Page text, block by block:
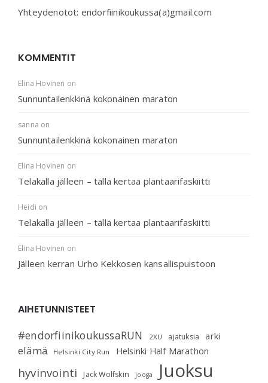
Yhteydenotot: endorfiinikoukussa(a)gmail.com
KOMMENTIT
Elina Hovinen on
Sunnuntailenkkinä kokonainen maraton
sanna on
Sunnuntailenkkinä kokonainen maraton
Elina Hovinen on
Telakalla jälleen – tällä kertaa plantaarifaskiitti
Heidi on
Telakalla jälleen – tällä kertaa plantaarifaskiitti
Elina Hovinen on
Jälleen kerran Urho Kekkosen kansallispuistoon
AIHETUNNISTEET
#endorfiinikoukussaRUN 2XU ajatuksia arki
elämä Helsinki City Run Helsinki Half Marathon
hyvinvointi Jack Wolfskin jooga Juoksu